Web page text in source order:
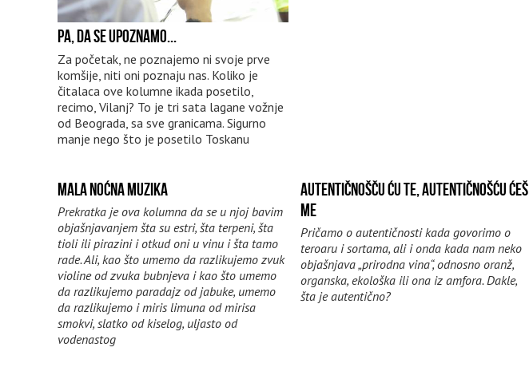
PA, DA SE UPOZNAMO...
Za početak, ne poznajemo ni svoje prve
komšije, niti oni poznaju nas. Koliko je
čitalaca ove kolumne ikada posetilo,
recimo, Vilanj? To je tri sata lagane vožnje
od Beograda, sa sve granicama. Sigurno
manje nego što je posetilo Toskanu
MALA NOĆNA MUZIKA
Prekratka je ova kolumna da se u njoj bavim
objašnjavanjem šta su estri, šta terpeni, šta
tioli ili pirazini i otkud oni u vinu i šta tamo
rade. Ali, kao što umemo da razlikujemo zvuk
violine od zvuka bubnjeva i kao što umemo
da razlikujemo paradajz od jabuke, umemo
da razlikujemo i miris limuna od mirisa
smokvi, slatko od kiselog, uljasto od
vodenastog
AUTENTIČNOŠČU ĆU TE, AUTENTIČNOŠĆU ĆEŠ
ME
Pričamo o autentičnosti kada govorimo o
teroaru i sortama, ali i onda kada nam neko
objašnjava „prirodna vina“, odnosno oranž,
organska, ekološka ili ona iz amfora. Dakle,
šta je autentično?